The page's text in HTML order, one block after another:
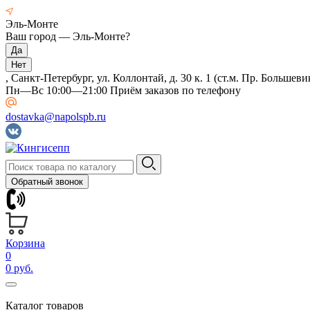
Эль-Монте
Ваш город — Эль-Монте?
, Санкт-Петербург, ул. Коллонтай, д. 30 к. 1 (ст.м. Пр.
Пн—Вс 10:00—21:00 Приём заказов по телефону
dostavka@napolspb.ru
Обратный звонок
Корзина
0
0 руб.
Каталог товаров